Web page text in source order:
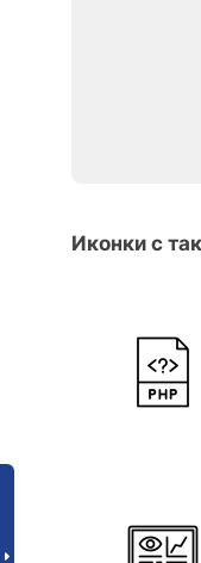
Иконки с